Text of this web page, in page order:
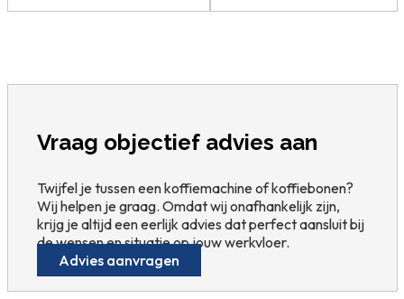
Vraag objectief advies aan
Twijfel je tussen een koffiemachine of koffiebonen?
Wij helpen je graag. Omdat wij onafhankelijk zijn,
krijg je altijd een eerlijk advies dat perfect aansluit bij
de wensen en situatie op jouw werkvloer.
Advies aanvragen